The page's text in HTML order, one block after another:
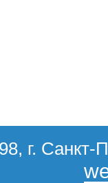
г. Санкт-